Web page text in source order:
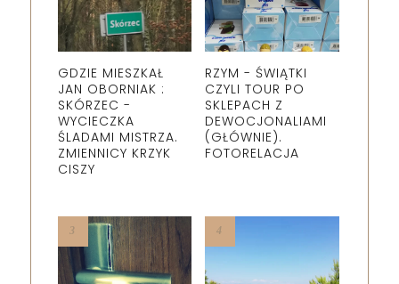
GDZIE MIESZKAŁ
JAN OBORNIAK :
SKÓRZEC -
WYCIECZKA
ŚLADAMI MISTRZA.
ZMIENNICY KRZYK
CISZY
RZYM - ŚWIĄTKI
CZYLI TOUR PO
SKLEPACH Z
DEWOCJONALIAMI
(GŁÓWNIE).
FOTORELACJA